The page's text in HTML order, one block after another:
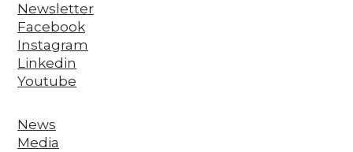
Newsletter
Facebook
Instagram
Linkedin
Youtube
News
Media